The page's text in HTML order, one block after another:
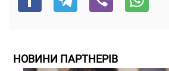
НОВИНИ ПАРТНЕРІВ